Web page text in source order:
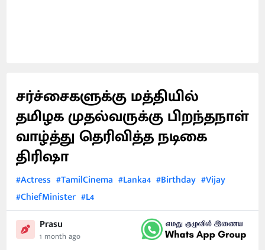
சர்ச்சைகளுக்கு மத்தியில்
தமிழக முதல்வருக்கு பிறந்தநாள்
வாழ்த்து தெரிவித்த நடிகை
திரிஷா
#Actress #TamilCinema #Lanka4 #Birthday #Vijay
#ChiefMinister #L4
Prasu
1 month ago